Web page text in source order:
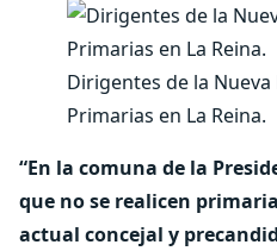
Dirigentes de la
Primarias en La Reina.
“En la comuna de la
que no se realicen
actual concejal y